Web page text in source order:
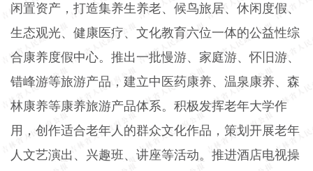
闲置资产，打造集养生养老、候鸟旅居、休闲度假、
生态观光、健康医疗、文化教育六位一体的公益性综
合康养度假中心。推出一批慢游、家庭游、怀旧游、
错峰游等旅游产品，建立中医药康养、温泉康养、森
林康养等康养旅游产品体系。积极发挥老年大学作
用，创作适合老年人的群众文化作品，策划开展老年
人文艺演出、兴趣班、讲座等活动。推进酒店电视操